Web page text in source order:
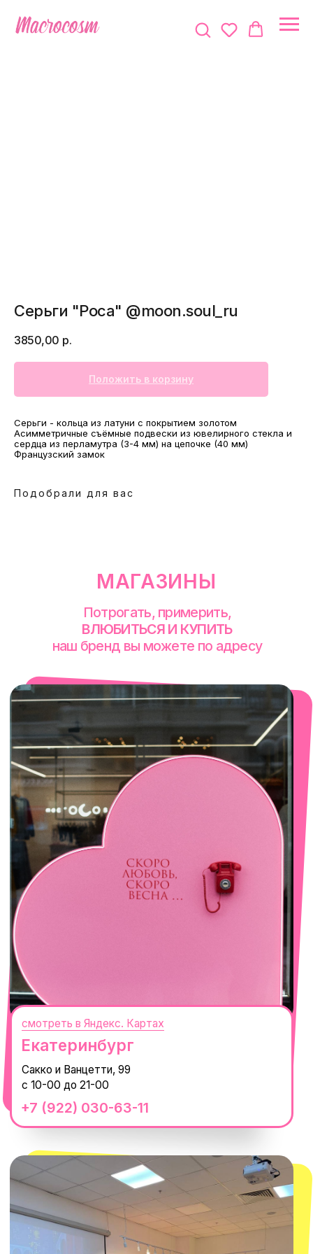
Серьги "Роса" @moon.soul_ru
3850,00 р.
Положить в корзину
Серьги - кольца из латуни с покрытием золотом
Асимметричные съёмные подвески из ювелирного стекла и
сердца из перламутра (3-4 мм) на цепочке (40 мм)
Французский замок
Подобрали для вас
Екатеринбург
Сакко и Ванцетти, 99
+7 (922) 030-63-11
с 10-00 до 21-00
смотреть в Яндекс. Картах
Потрогать, примерить,
ВЛЮБИТЬСЯ И КУПИТЬ
наш бренд вы можете по адресу
Сочи
Село Эстосадок, ТРЦ Горки Молл,
Горная Карусель, 3
+7 (919) 374-04-04
с 10-00 до 22-00
смотреть в Яндекс. Картах